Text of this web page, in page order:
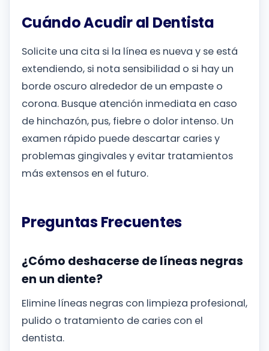
Cuándo Acudir al Dentista
Solicite una cita si la línea es nueva y se está
extendiendo, si nota sensibilidad o si hay un
borde oscuro alrededor de un empaste o
corona. Busque atención inmediata en caso
de hinchazón, pus, fiebre o dolor intenso. Un
examen rápido puede descartar caries y
problemas gingivales y evitar tratamientos
más extensos en el futuro.
Preguntas Frecuentes
¿Cómo deshacerse de líneas negras
en un diente?
Elimine líneas negras con limpieza profesional,
pulido o tratamiento de caries con el
dentista.